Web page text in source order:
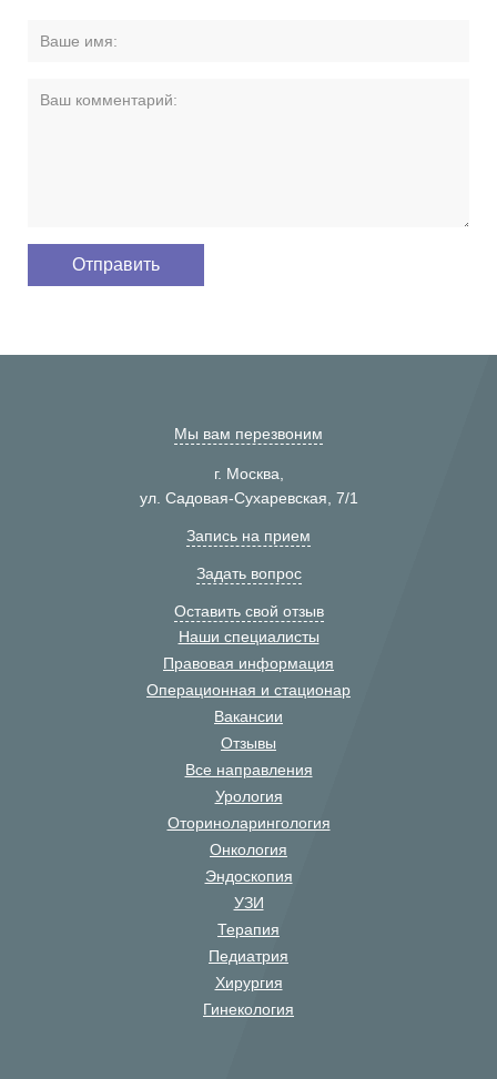
Мы вам перезвоним
г. Москва,
ул. Садовая-Сухаревская, 7/1
Запись на прием
Задать вопрос
Оставить свой отзыв
Наши специалисты
Правовая информация
Операционная и стационар
Вакансии
Отзывы
Все направления
Урология
Оториноларингология
Онкология
Эндоскопия
УЗИ
Терапия
Педиатрия
Хирургия
Гинекология